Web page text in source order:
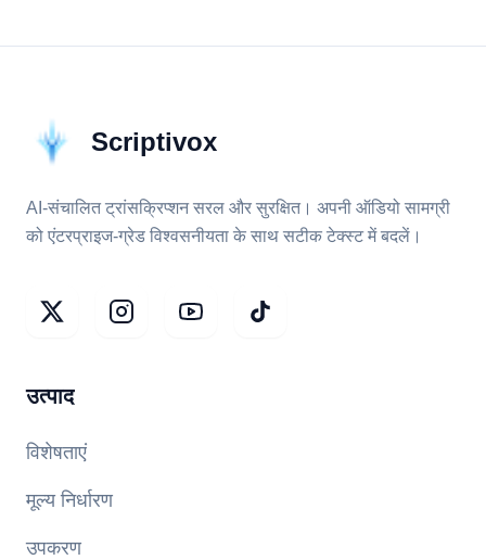
Scriptivox
AI-संचालित ट्रांसक्रिप्शन सरल और सुरक्षित। अपनी ऑडियो सामग्री
को एंटरप्राइज-ग्रेड विश्वसनीयता के साथ सटीक टेक्स्ट में बदलें।
उत्पाद
विशेषताएं
मूल्य निर्धारण
उपकरण